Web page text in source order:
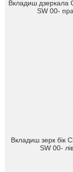
Вкладиш дзеркала
SW 00-
Вкладиш зерк бік
SW 00-